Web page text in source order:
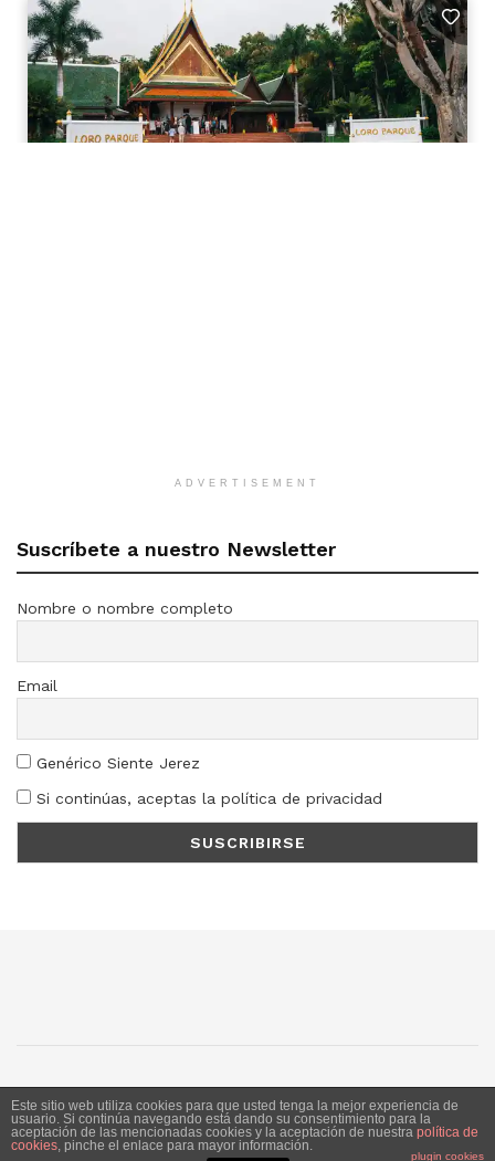
ADVERTISEMENT
Suscríbete a nuestro Newsletter
Nombre o nombre completo
Email
Genérico Siente Jerez
Si continúas, aceptas la política de privacidad
Siente Jerez 2020. Publicación bajo licencia CC
Este sitio web utiliza cookies para que usted tenga la mejor experiencia de
usuario. Si continúa navegando está dando su consentimiento para la
aceptación de las mencionadas cookies y la aceptación de nuestra política de
cookies, pinche el enlace para mayor información.
plugin cookies